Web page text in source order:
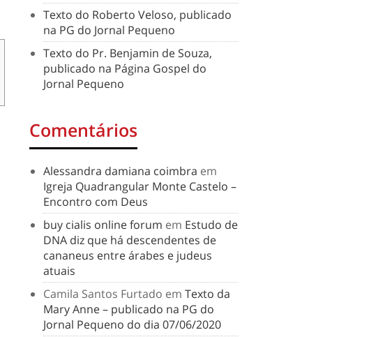
Texto do Roberto Veloso, publicado
na PG do Jornal Pequeno
Texto do Pr. Benjamin de Souza,
publicado na Página Gospel do
Jornal Pequeno
Comentários
Alessandra damiana coimbra em
Igreja Quadrangular Monte Castelo –
Encontro com Deus
buy cialis online forum em Estudo de
DNA diz que há descendentes de
cananeus entre árabes e judeus
atuais
Camila Santos Furtado em Texto da
Mary Anne – publicado na PG do
Jornal Pequeno do dia 07/06/2020